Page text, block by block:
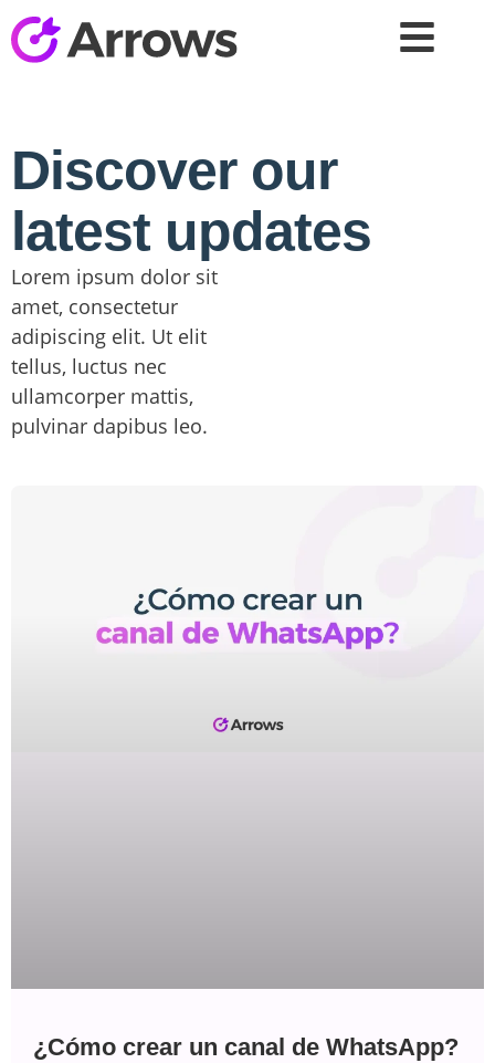
Discover our
latest updates
Lorem ipsum dolor sit
amet, consectetur
adipiscing elit. Ut elit
tellus, luctus nec
ullamcorper mattis,
pulvinar dapibus leo.
¿Cómo crear un canal de WhatsApp?